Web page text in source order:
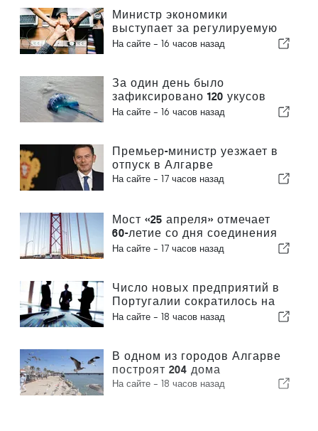
Министр экономики
выступает за регулируемую
интеграцию и гарантирует
На сайте - 16 часов назад
За один день было
зафиксировано 120 укусов
португальского кораблика
На сайте - 16 часов назад
Премьер-министр уезжает в
отпуск в Алгарве
На сайте - 17 часов назад
Мост «25 апреля» отмечает
60-летие со дня соединения
Лиссабона и Альмады
На сайте - 17 часов назад
Число новых предприятий в
Португалии сократилось на
4,2 %
На сайте - 18 часов назад
В одном из городов Алгарве
построят 204 дома
На сайте - 18 часов назад